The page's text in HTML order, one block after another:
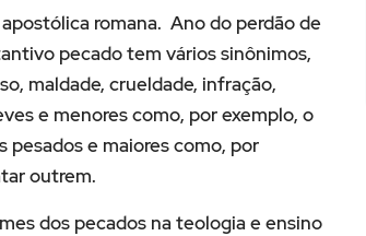
romana. Ano do perdão de
pecado tem vários sinônimos,
maldade, crueldade, infração,
e menores como, por exemplo, o
pesados e maiores como, por
outrem.
dos pecados na teologia e ensino